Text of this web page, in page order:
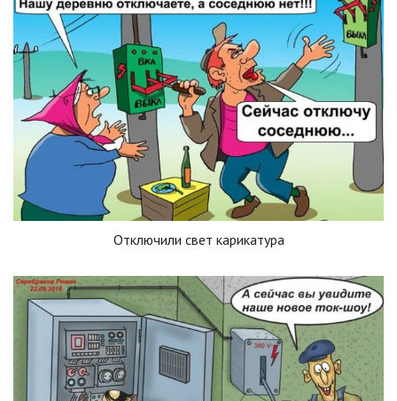
Отключили свет карикатура